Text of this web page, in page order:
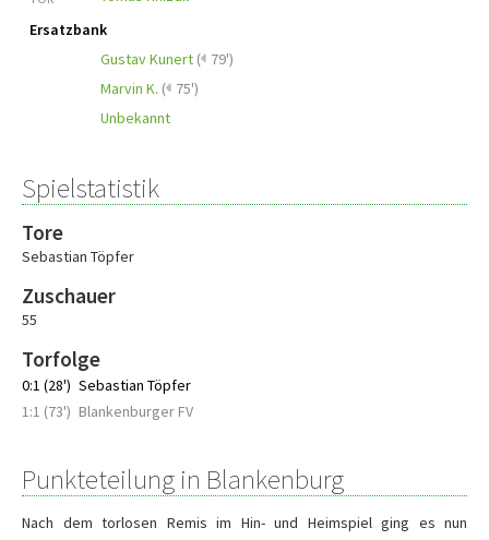
Ersatzbank
Gustav Kunert ( 79')
Marvin K. ( 75')
Unbekannt
Spielstatistik
Tore
Sebastian Töpfer
Zuschauer
55
Torfolge
0:1 (28') Sebastian Töpfer
1:1 (73') Blankenburger FV
Punkteteilung in Blankenburg
Nach dem torlosen Remis im Hin- und Heimspiel ging es nun